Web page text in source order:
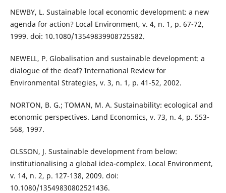
NEWBY, L. Sustainable local economic development: a new
agenda for action? Local Environment, v. 4, n. 1, p. 67-72,
1999. doi: 10.1080/13549839908725582.
NEWELL, P. Globalisation and sustainable development: a
dialogue of the deaf? International Review for
Environmental Strategies, v. 3, n. 1, p. 41-52, 2002.
NORTON, B. G.; TOMAN, M. A. Sustainability: ecological and
economic perspectives. Land Economics, v. 73, n. 4, p. 553-
568, 1997.
OLSSON, J. Sustainable development from below:
institutionalising a global idea-complex. Local Environment,
v. 14, n. 2, p. 127-138, 2009. doi:
10.1080/13549830802521436.